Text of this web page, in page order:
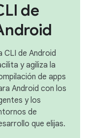
de
CLI de Android
y agiliza la
de apps
Android con los
y los
de
que elijas.